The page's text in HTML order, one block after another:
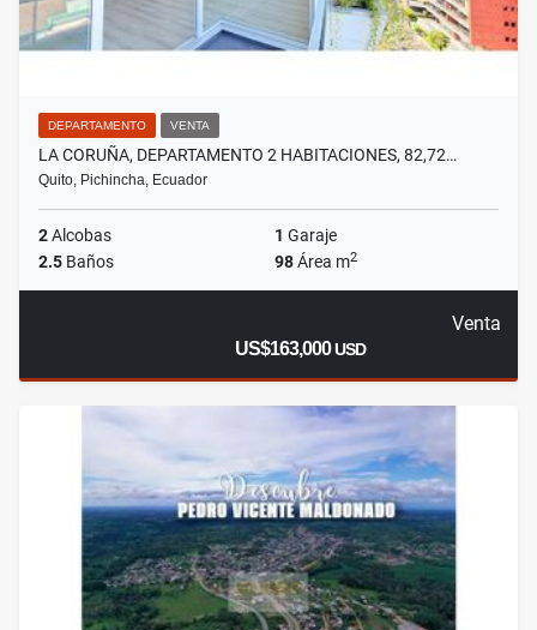
DEPARTAMENTO VENTA
LA CORUÑA, DEPARTAMENTO 2 HABITACIONES, 82,72…
Quito, Pichincha, Ecuador
2Alcobas 1 Garaje
2.5 Baños 98Área m2
Venta
US$163,000USD